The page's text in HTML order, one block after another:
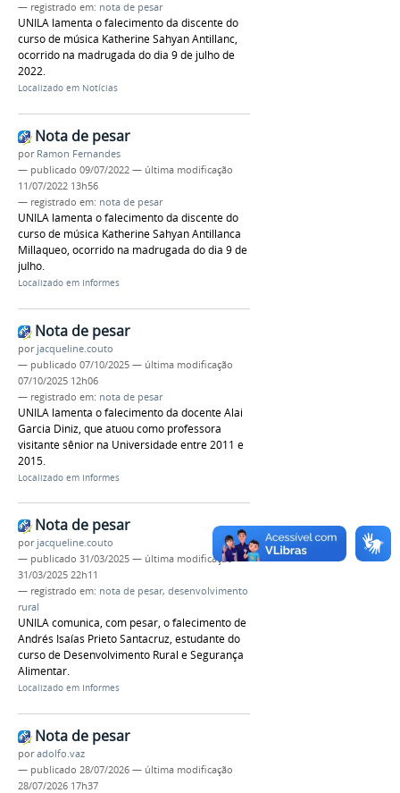
— registrado em: nota de pesar
UNILA lamenta o falecimento da discente do
curso de música Katherine Sahyan Antillanc,
ocorrido na madrugada do dia 9 de julho de
2022.
Localizado em Notícias
Nota de pesar
por Ramon Fernandes
— publicado 09/07/2022 — última modificação
11/07/2022 13h56
— registrado em: nota de pesar
UNILA lamenta o falecimento da discente do
curso de música Katherine Sahyan Antillanca
Millaqueo, ocorrido na madrugada do dia 9 de
julho.
Localizado em Informes
Nota de pesar
por jacqueline.couto
— publicado 07/10/2025 — última modificação
07/10/2025 12h06
— registrado em: nota de pesar
UNILA lamenta o falecimento da docente Alai
Garcia Diniz, que atuou como professora
visitante sênior na Universidade entre 2011 e
2015.
Localizado em Informes
Nota de pesar
por jacqueline.couto
— publicado 31/03/2025 — última modificação
31/03/2025 22h11
— registrado em: nota de pesar, desenvolvimento
rural
UNILA comunica, com pesar, o falecimento de
Andrés Isaías Prieto Santacruz, estudante do
curso de Desenvolvimento Rural e Segurança
Alimentar.
Localizado em Informes
Nota de pesar
poradolfo.vaz
— publicado 28/07/2026 — última modificação
28/07/2026 17h37